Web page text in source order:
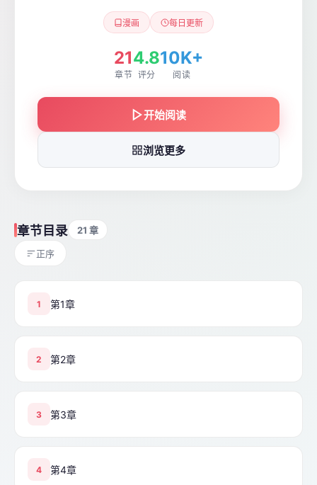
漫画 每日更新
21
章节
4.8
评分
10K+
阅读
开始阅读
浏览更多
章节目录 21 章
正序
1 第1章
2 第2章
3 第3章
4 第4章